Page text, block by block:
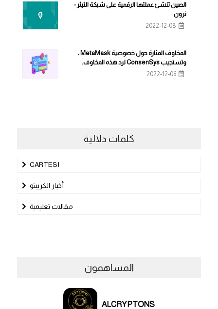
الصين تنشئ عملتها الرقمية على شبكة التيثر -
ترون
2022-12-08
المخاوف المثارة حول خصوصية MetaMask ،
وتستجيب ConsenSys لرد هذه المخاوف.
2022-12-06
كلمات دلالية
CARTESI
أخبار الكريبتو
مقالات تعليمية
المساهمون
ALCRYPTONS